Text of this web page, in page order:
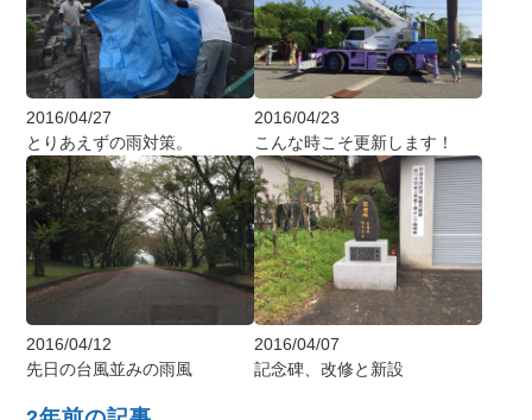
2016/04/27
とりあえずの雨対策。
2016/04/23
こんな時こそ更新します！
2016/04/12
先日の台風並みの雨風
2016/04/07
記念碑、改修と新設